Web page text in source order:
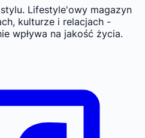
Lifestyle'owy magazyn
kulturze i relacjach -
wpływa na jakość życia.